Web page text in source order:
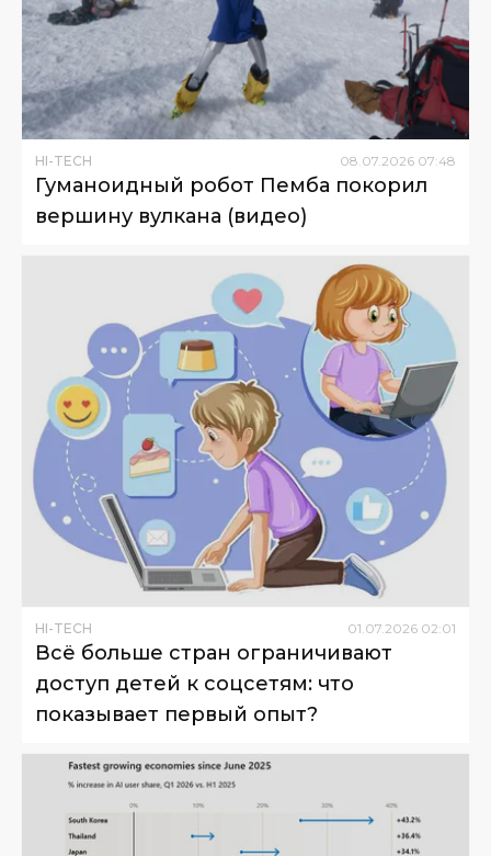
HI-TECH 08 07 2026 07:48
Гуманоидный робот Пемба покорил
вершину вулкана (видео)
HI-TECH 01.07.2026 02:01
Всё больше стран ограничивают
доступ детей к соцсетям: что
показывает первый опыт?